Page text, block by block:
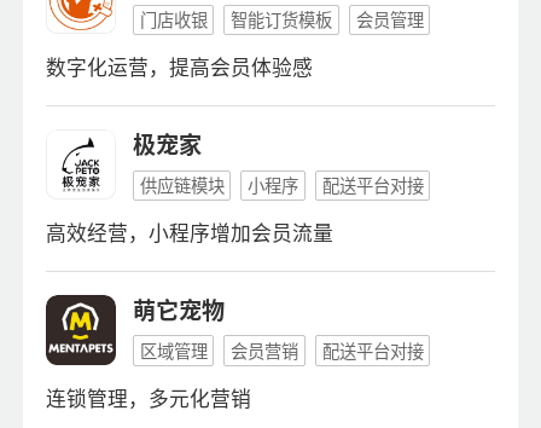
门店收银 智能订货模板 会员管理
数字化运营，提高会员体验感
极宠家
供应链模块 小程序 配送平台对接
高效经营，小程序增加会员流量
萌它宠物
区域管理 会员营销 配送平台对接
连锁管理，多元化营销